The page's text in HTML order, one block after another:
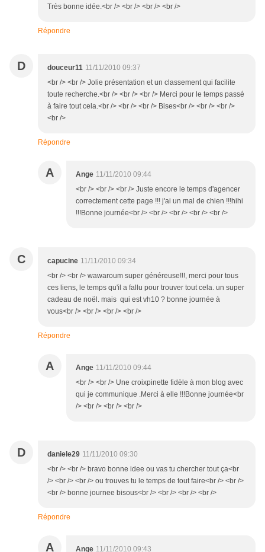
Très bonne idée.<br /> <br /> <br /> <br />
Répondre
D douceur11 11/11/2010 09:37
<br /> <br /> Jolie présentation et un classement qui facilite
toute recherche.<br /> <br /> <br /> Merci pour le temps passé
à faire tout cela.<br /> <br /> <br /> Bises<br /> <br /> <br />
<br />
Répondre
A Ange 11/11/2010 09:44
<br /> <br /> <br /> Juste encore le temps d'agencer
correctement cette page !!! j'ai un mal de chien !!!hihi
!!!Bonne journée<br /> <br /> <br /> <br /> <br />
C capucine 11/11/2010 09:34
<br /> <br /> wawaroum super généreuse!!!, merci pour tous
ces liens, le temps qu'il a fallu pour trouver tout cela. un super
cadeau de noël. mais qui est vh10 ? bonne journée à
vous<br /> <br /> <br /> <br />
Répondre
A Ange 11/11/2010 09:44
<br /> <br /> Une croixpinette fidèle à mon blog avec
qui je communique .Merci à elle !!!Bonne journée<br
/> <br /> <br /> <br />
D daniele29 11/11/2010 09:30
<br /> <br /> bravo bonne idee ou vas tu chercher tout ça<br
/> <br /> <br /> ou trouves tu le temps de tout faire<br /> <br />
<br /> bonne journee bisous<br /> <br /> <br /> <br />
Répondre
A Ange 11/11/2010 09:43